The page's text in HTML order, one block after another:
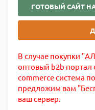
ГОТОВЫЙ САЙТ
В случае покупки
оптовый b2b портал
commerce система
предложим вам
ваш сервер.